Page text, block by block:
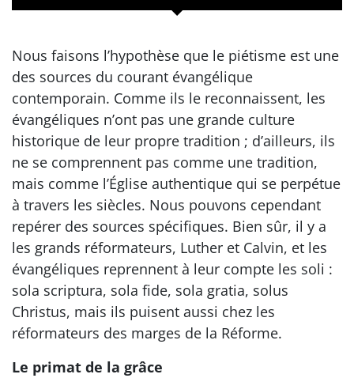
Nous faisons l’hypothèse que le piétisme est une
des sources du courant évangélique
contemporain. Comme ils le reconnaissent, les
évangéliques n’ont pas une grande culture
historique de leur propre tradition ; d’ailleurs, ils
ne se comprennent pas comme une tradition,
mais comme l’Église authentique qui se perpétue
à travers les siècles. Nous pouvons cependant
repérer des sources spécifiques. Bien sûr, il y a
les grands réformateurs, Luther et Calvin, et les
évangéliques reprennent à leur compte les soli :
sola scriptura, sola fide, sola gratia, solus
Christus, mais ils puisent aussi chez les
réformateurs des marges de la Réforme.
Le primat de la grâce